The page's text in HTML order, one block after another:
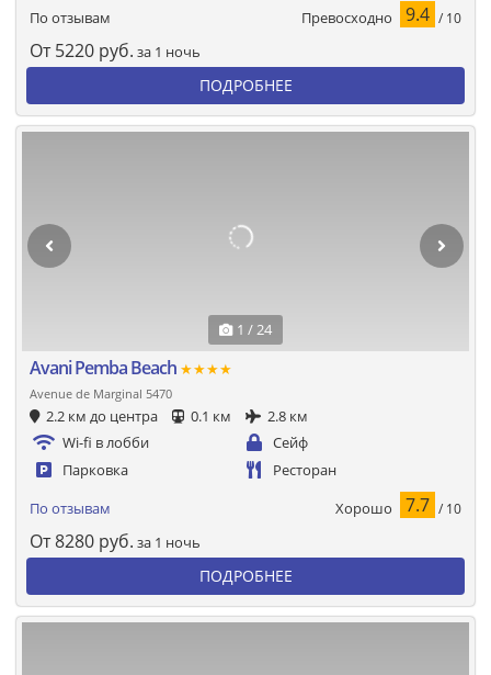
По отзывам Превосходно 9.4 / 10
От 5220 руб. за 1 ночь
ПОДРОБНЕЕ
1 / 24
Avani Pemba Beach ★★★★
Avenue de Marginal 5470
2.2 км до центра 0.1 км
2.8 км
Wi-fi в лобби
Сейф
Парковка
Ресторан
По отзывам Хорошо 7.7 / 10
От8280 руб. за 1 ночь
ПОДРОБНЕЕ